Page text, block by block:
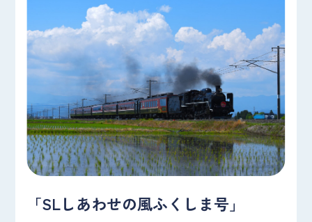
「SLしあわせの風ふくしま号」